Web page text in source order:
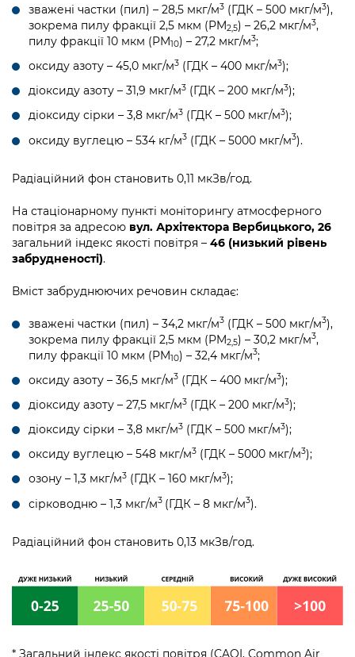
зважені частки (пил) – 28,5 мкг/м3 (ГДК – 500 мкг/м3),
зокрема пилу фракції 2,5 мкм (PM2,5) – 26,2 мкг/м3,
пилу фракції 10 мкм (PM10) – 27,2 мкг/м3;
оксиду азоту – 45,0 мкг/м3 (ГДК – 400 мкг/м3);
діоксиду азоту – 31,9 мкг/м3 (ГДК – 200 мкг/м3);
діоксиду сірки – 3,8 мкг/м3 (ГДК – 500 мкг/м3);
оксиду вуглецю – 534 кг/м3 (ГДК – 5000 мкг/м3).
Радіаційний фон становить 0,11 мкЗв/год.
На стаціонарному пункті моніторингу атмосферного
повітря за адресою вул. Архітектора Вербицького, 26
загальний індекс якості повітря – 46 (низький рівень
забрудненості).
Вміст забруднюючих речовин складає:
зважені частки (пил) – 34,2 мкг/м3 (ГДК – 500 мкг/м3),
зокрема пилу фракції 2,5 мкм (PM2,5) – 30,2 мкг/м3,
пилу фракції 10 мкм (PM10) – 32,4 мкг/м3;
оксиду азоту – 36,5 мкг/м3 (ГДК – 400 мкг/м3);
діоксиду азоту – 27,5 мкг/м3 (ГДК – 200 мкг/м3);
діоксиду сірки – 3,8 мкг/м3 (ГДК – 500 мкг/м3);
оксиду вуглецю – 548 мкг/м3 (ГДК – 5000 мкг/м3);
озону – 1,3 мкг/м3 (ГДК – 160 мкг/м3);
сірководню – 1,3 мкг/м3 (ГДК – 8 мкг/м3).
Радіаційний фон становить 0,13 мкЗв/год.
* Загальний індекс якості повітря (CAQI, Common Air